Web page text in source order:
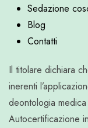
Sedazione
Blog
Contatti
Il titolare dichiara
inerenti
deontologia
Autocertificazione